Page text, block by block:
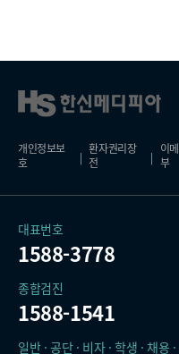
개인정보보
호
환자권리장
전
이
부
대표번호
1588-3778
종합검진
1588-1541
일반 · 공단 · 비자 · 학생 · 채용